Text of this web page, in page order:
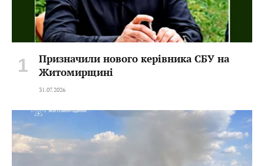
Призначили нового керівника СБУ на
Житомирщині
31.07.2026